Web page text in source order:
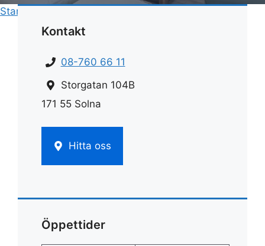
Start
Kontakt
08-760 66 11
Storgatan 104B
171 55 Solna
Hitta oss
Öppettider